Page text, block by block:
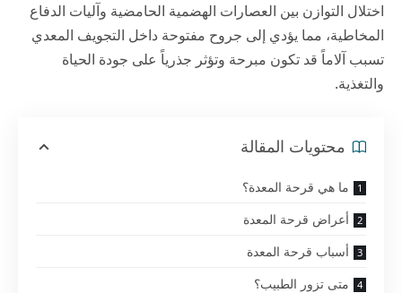
اختلال التوازن بين العصارات الهضمية الحامضية وآليات الدفاع
المخاطية، مما يؤدي إلى جروح مفتوحة داخل التجويف المعدي
تسبب آلاماً قد تكون مبرحة وتؤثر جذرياً على جودة الحياة
والتغذية.
محتويات المقالة
ما هي قرحة المعدة؟
أعراض قرحة المعدة
أسباب قرحة المعدة
متى تزور الطبيب؟